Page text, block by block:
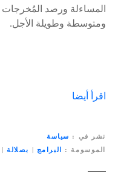
المساءلة ورصد المُخرجات
ومتوسطة وطويلة الأجل.
اقرأ أيضا
نشر في
سياسة
الموسومة
البرامج | بصلالة|